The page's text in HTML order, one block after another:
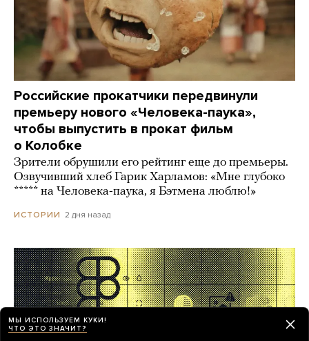
Российские прокатчики передвинули
премьеру нового «Человека-паука»,
чтобы выпустить в прокат фильм
о Колобке
Зрители обрушили его рейтинг еще до премьеры.
Озвучивший хлеб Гарик Харламов: «Мне глубоко
***** на Человека-паука, я Бэтмена люблю!»
ИСТОРИИ 2 дня назад
МЫ ИСПОЛЬЗУЕМ КУКИ!
ЧТО ЭТО ЗНАЧИТ?